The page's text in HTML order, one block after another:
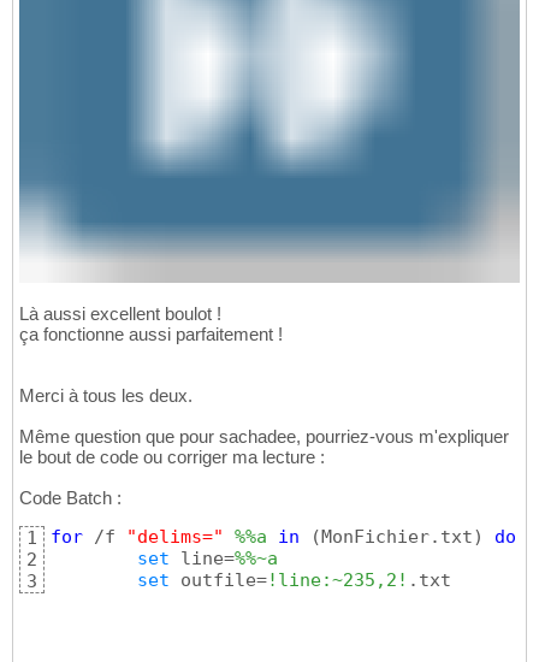
Là aussi excellent boulot !
ça fonctionne aussi parfaitement !
Merci à tous les deux.
Même question que pour sachadee, pourriez-vous m'expliquer
le bout de code ou corriger ma lecture :
Code Batch :
1
2
3
for /f "delims=" %%a in (MonFichier.txt) do
set line=%%~a
set outfile=!line:~235,2! .txt